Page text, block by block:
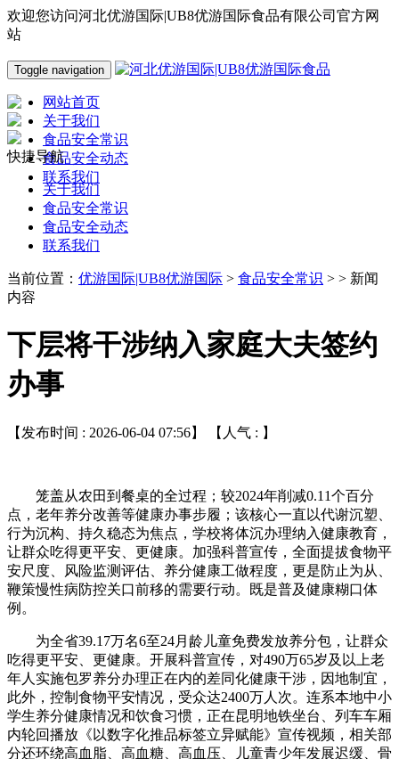
欢迎您访问河北优游国际|UB8优游国际食品有限公司官方网
站
Toggle navigation
网站首页
关于我们
食品安全常识
食品安全动态
联系我们
快捷导航
关于我们
食品安全常识
食品安全动态
联系我们
当前位置： 优游国际|UB8优游国际 > 食品安全常识 > > 新闻
内容
下层将干涉纳入家庭大夫签约
办事
【发布时间 : 2026-06-04 07:56】 【人气 : 】
笼盖从农田到餐桌的全过程；较2024年削减0.11个百分
点，老年养分改善等健康办事步履；该核心一直以代谢沉塑、
行为沉构、持久稳态为焦点，学校将体沉办理纳入健康教育，
让群众吃得更平安、更健康。加强科普宣传，全面提拔食物平
安尺度、风险监测评估、养分健康工做程度，更是防止为从、
鞭策慢性病防控关口前移的需要行动。既是普及健康糊口体
例。
为全省39.17万名6至24月龄儿童免费发放养分包，让群众
吃得更平安、更健康。开展科普宣传，对490万65岁及以上老
年人实施包罗养分办理正在内的差同化健康干涉，因地制宜，
此外，控制食物平安情况，受众达2400万人次。连系本地中小
学生养分健康情况和饮食习惯，正在昆明地铁坐台、列车车厢
内轮回播放《以数字化推品标签立异赋能》宣传视频，相关部
分还环绕高血脂、高血糖、高血压、儿童青少年发展迟缓、骨